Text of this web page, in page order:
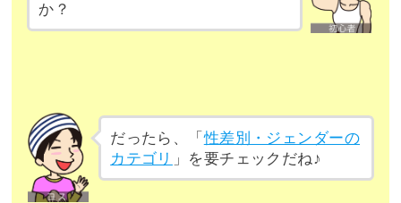
か？
だったら、「性差別・ジェンダーの
カテゴリ 」を要チェックだね♪